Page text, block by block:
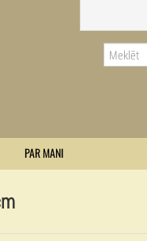
PAR MANI